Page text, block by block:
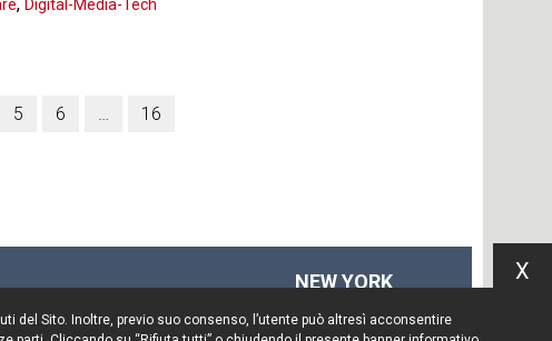
Digital-Media-Tech
5 6 … 16
NEW YORK
14th floor
del Sito. Inoltre, previo suo consenso, l’utente può altresì acconsentire
X